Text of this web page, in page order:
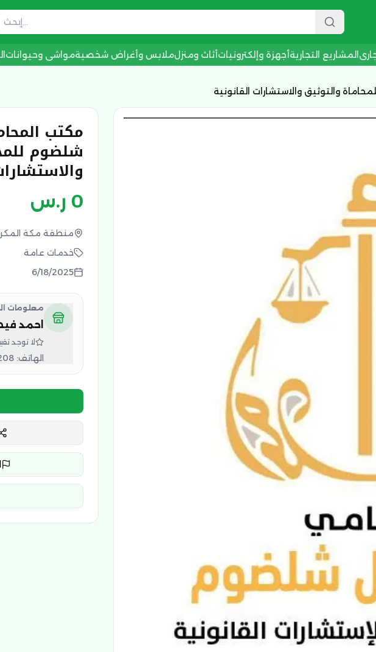
المشاريع التجاريةأجهزة وإلكترونياتأثاث ومنزلملابس وأغراض شخصيةمواشي وحيوانات
والتوثيق والاستشارات القانونية
مكتب
شلضوم
0 ر.س
منطقة مكة
خدمات عامة
6/18/2025
معلومات
احمد
لا توجد
الهاتف: